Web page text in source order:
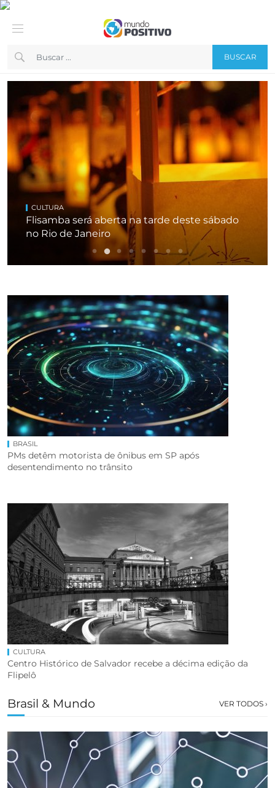
BUSCAR
COMPORTAMENTO
Fies começa a convocar nesta sexta
estudantes em lista de espera
BRASIL
PMs detêm motorista de ônibus em SP após
desentendimento no trânsito
CULTURA
Centro Histórico de Salvador recebe a décima edição da
Flipelô
Brasil & Mundo VER TODOS ›